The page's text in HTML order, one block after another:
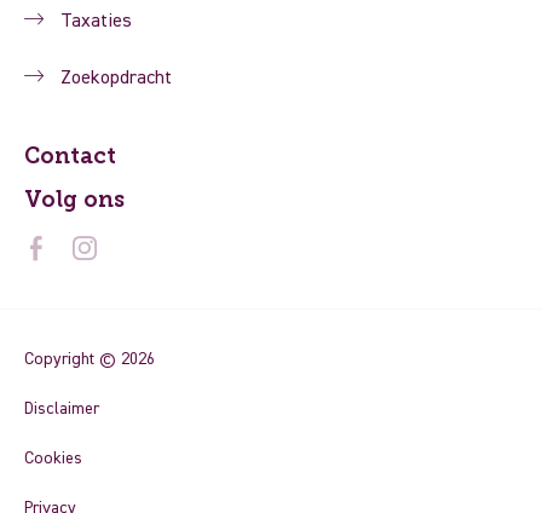
Taxaties
Zoekopdracht
Contact
Volg ons
Copyright © 2026
Disclaimer
Cookies
Privacy